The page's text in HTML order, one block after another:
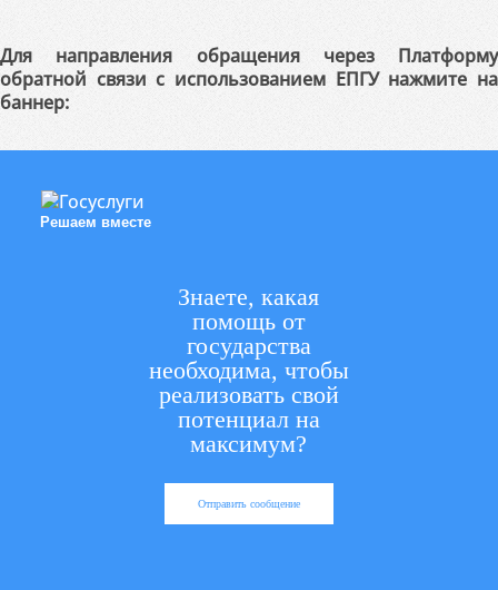
Для направления обращения через Платформу
обратной связи с использованием ЕПГУ нажмите на
баннер:
Решаем вместе
Знаете, какая
помощь от
государства
необходима, чтобы
реализовать свой
потенциал на
максимум?
Отправить сообщение